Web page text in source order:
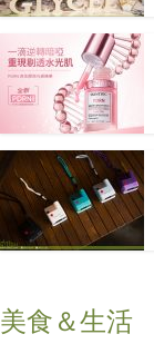
美食＆生活